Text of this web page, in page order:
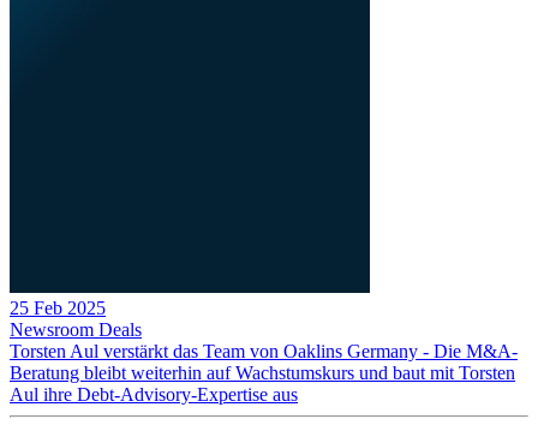
25 Feb 2025
Newsroom Deals
Torsten Aul verstärkt das Team von Oaklins Germany - Die M&A-
Beratung bleibt weiterhin auf Wachstumskurs und baut mit Torsten
Aul ihre Debt-Advisory-Expertise aus